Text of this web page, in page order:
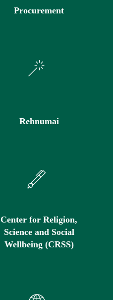
Procurement
Rehnumai
Center for Religion,
Science and Social
Wellbeing (CRSS)